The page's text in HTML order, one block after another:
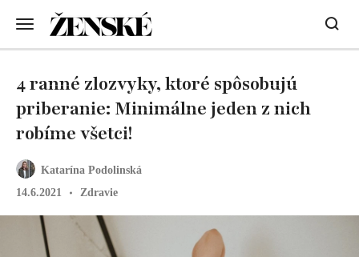
Katarína Podolinská
14.6.2021
Zdravie
4 ranné zlozvyky, ktoré spôsobujú
priberanie: Minimálne jeden z nich
robíme všetci!